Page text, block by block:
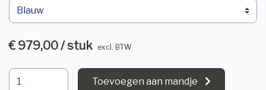
€ 979,00 / stuk excl. BTW
Toevoegen aan mandje